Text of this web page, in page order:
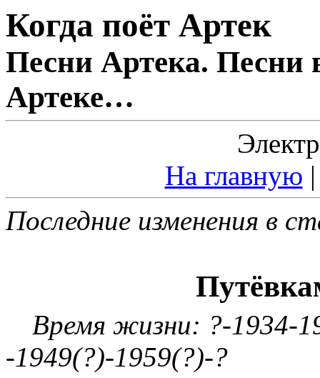
Когда поёт Артек
Песни Артека. Песни
Артеке…
На главную
Последние изменения в
Время жизни: ?-1934-
-1949(?)-1959(?)-?